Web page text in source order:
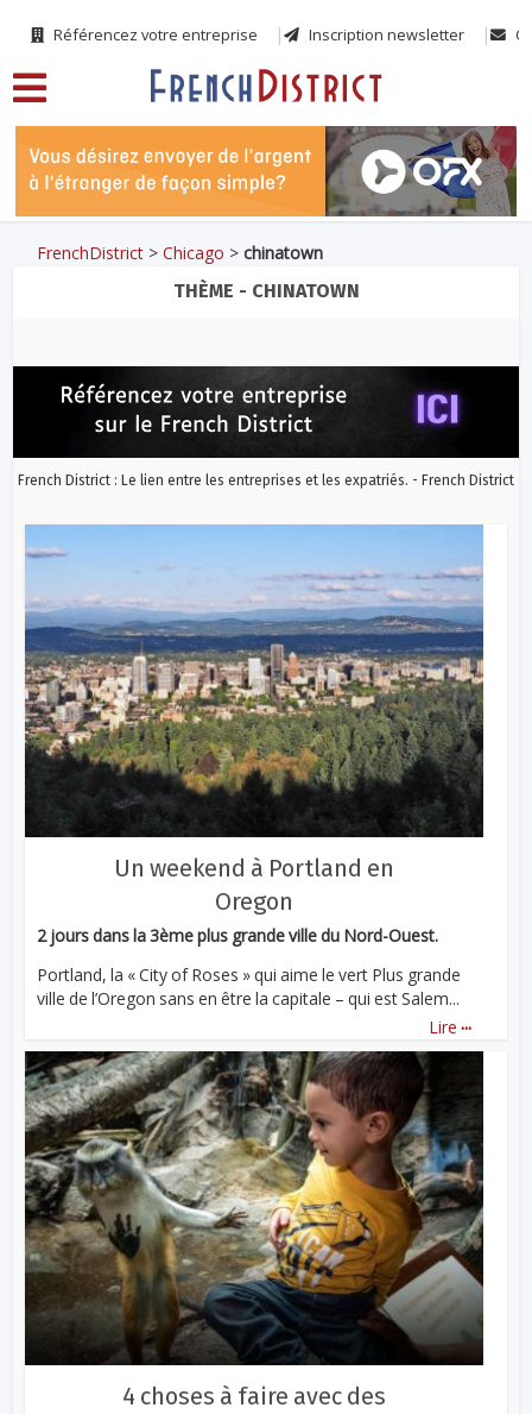
Référencez votre entreprise Inscription newsletter
FrenchDistrict >Chicago >chinatown
THÈME - CHINATOWN
French District : Le lien entre les entreprises et les expatriés. - French District
Un weekend à Portland en
Oregon
2 jours dans la 3ème plus grande ville du Nord-Ouest.
Portland, la « City of Roses » qui aime le vert Plus grande
ville de l’Oregon sans en être la capitale – qui est Salem...
Lire ...
4 choses à faire avec des